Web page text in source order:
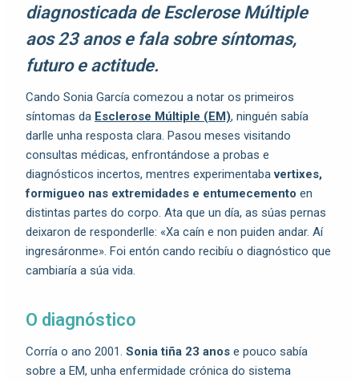
diagnosticada de Esclerose Múltiple
aos 23 anos e fala sobre síntomas,
futuro e actitude.
Cando Sonia García comezou a notar os primeiros
síntomas da Esclerose Múltiple (EM), ninguén sabía
darlle unha resposta clara. Pasou meses visitando
consultas médicas, enfrontándose a probas e
diagnósticos incertos, mentres experimentabavertixes,
formigueo nas extremidades e entumecemento en
distintas partes do corpo. Ata que un día, as súas pernas
deixaron de responderlle: «Xa caín e non puiden andar. Aí
ingresáronme». Foi entón cando recibíu o diagnóstico que
cambiaría a súa vida.
O diagnóstico
Corría o ano 2001. Sonia tiña 23 anos e pouco sabía
sobre a EM, unha enfermidade crónica do sistema